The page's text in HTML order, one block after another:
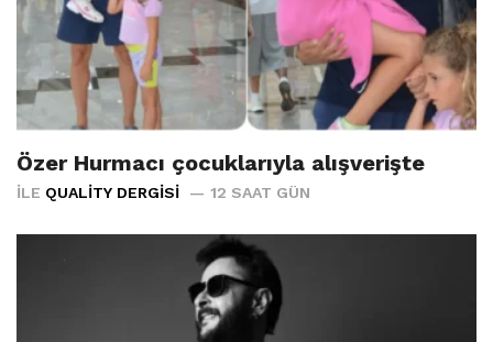
Özer Hurmacı çocuklarıyla alışverişte
İLE QUALITY DERGISI 12 SAAT GÜN